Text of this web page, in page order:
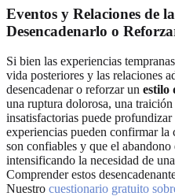
Eventos y Relaciones de
Desencadenarlo o
Si bien las experiencias
vida posteriores y las relaciones
desencadenar o reforzar un estilo
una ruptura dolorosa, una
insatisfactorias puede
experiencias pueden confirmar la
son confiables y que el abandono
intensificando la necesidad de
Comprender estos
Nuestro cuestionario gratuito